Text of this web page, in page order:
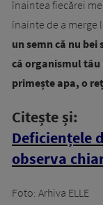
înaintea fiecărei
înainte de a merge
un semn că nu
că organismul tău
primește apa, o
Citește și:
Deficiențele
observa
Foto: Arhiva ELLE